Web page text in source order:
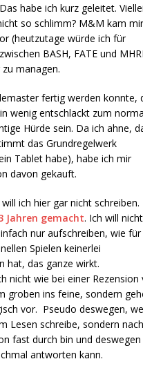
habe ich kurz geleitet.
so schlimm? M&M kam
(heutzutage würde ich für
BASH, FATE und
managen.
fertig werden konnte,
wenig entschlackt zum
Hürde sein. Da ich ahne,
das Grundregelwerk
Tablet habe), habe ich mir
davon gekauft.
ich hier gar nicht schreiben.
Jahren gemacht. Ich will
nur aufschreiben, wie für
Spielen keinerlei
hat, das ganze wirkt.
nicht wie bei einer Rezension
groben ins feine, sondern
vor. Pseudo deswegen,
Lesen schreibe, sondern
fast durch bin und deswegen
antworten kann.